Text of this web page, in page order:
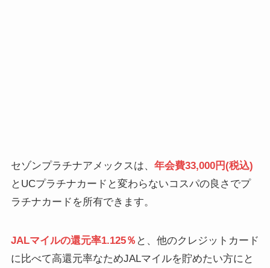
セゾンプラチナアメックスは、 年会費33,000円(税込)
とUCプラチナカードと変わらないコスパの良さでプ
ラチナカードを所有できます。
JALマイルの還元率1.125％ と、他のクレジットカード
に比べて高還元率なためJALマイルを貯めたい方にと